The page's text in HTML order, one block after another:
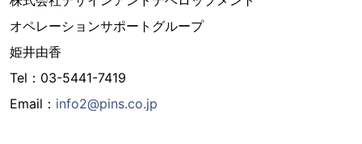
オペレーションサポートグループ
姫井由香
Tel：03-5441-7419
Email： info2@pins.co.jp